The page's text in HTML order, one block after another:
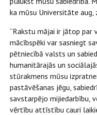
ka mūsu Universitāte
“Rakstu mājai ir jātop par
mācībspēki var sasniegt
pētniecībā valsts un
humanitārajās un
stūrakmens mūsu
pastāvēšanas jēgu,
savstarpējo mijiedarbību,
vērtību attīstību cauri